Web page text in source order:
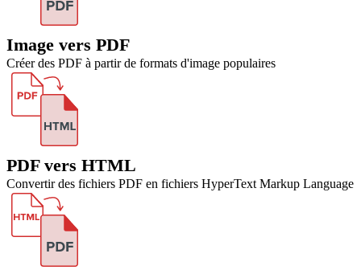
Image vers PDF
Créer des PDF à partir de formats d'image populaires
PDF vers HTML
Convertir des fichiers PDF en fichiers HyperText Markup Language